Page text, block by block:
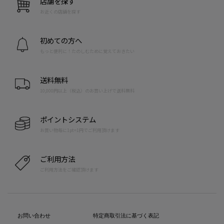
お近くの店舗を探す
初めての方へ
もっと便利に！たのしむために覚えておきたい
送料無料
10,000円以上（税込）のお買い上げで送料無料
ポイントシステム
お買い物毎に1pt=1円でご利用頂けます
ご利用方法
ご利用方法をご確認頂けます
お問い合わせ 特定商取引法に基づく表記